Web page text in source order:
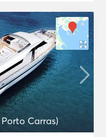
Carras)